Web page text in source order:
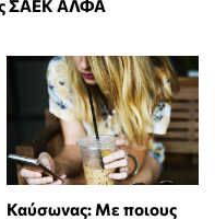
ΣΑΕΚ ΑΛΦΑ
Καύσωνας: Με ποιους